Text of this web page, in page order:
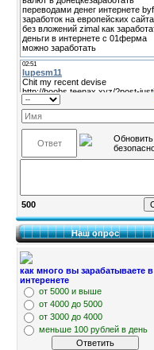
500
Наш опрос
как много вы зарабатываете в
интеренете
от 5000 и выше
от 4000 до 5000
от 3000 до 4000
меньше 100 рублей в день